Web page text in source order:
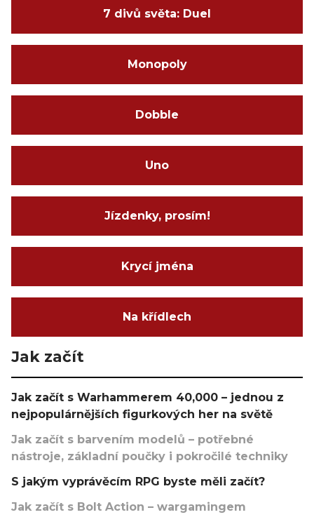
7 divů světa: Duel
Monopoly
Dobble
Uno
Jízdenky, prosím!
Krycí jména
Na křídlech
Jak začít
Jak začít s Warhammerem 40,000 – jednou z
nejpopulárnějších figurkových her na světě
Jak začít s barvením modelů – potřebné
nástroje, základní poučky i pokročilé techniky
S jakým vyprávěcím RPG byste měli začít?
Jak začít s Bolt Action – wargamingem